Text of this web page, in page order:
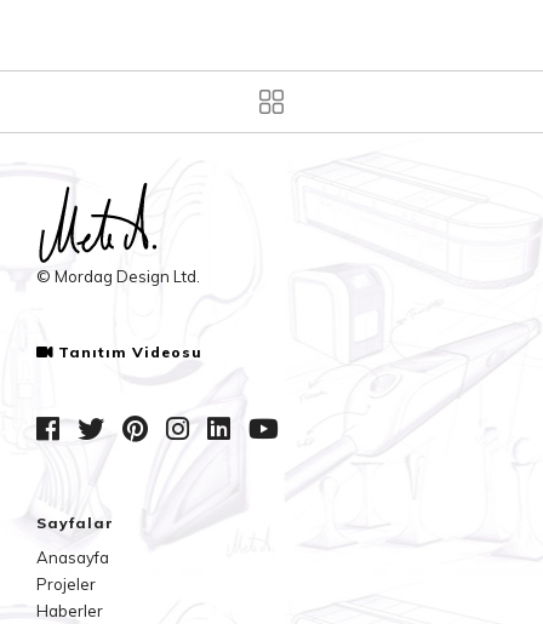
© Mordag Design Ltd.
Tanıtım Videosu
Sayfalar
Anasayfa
Projeler
Haberler